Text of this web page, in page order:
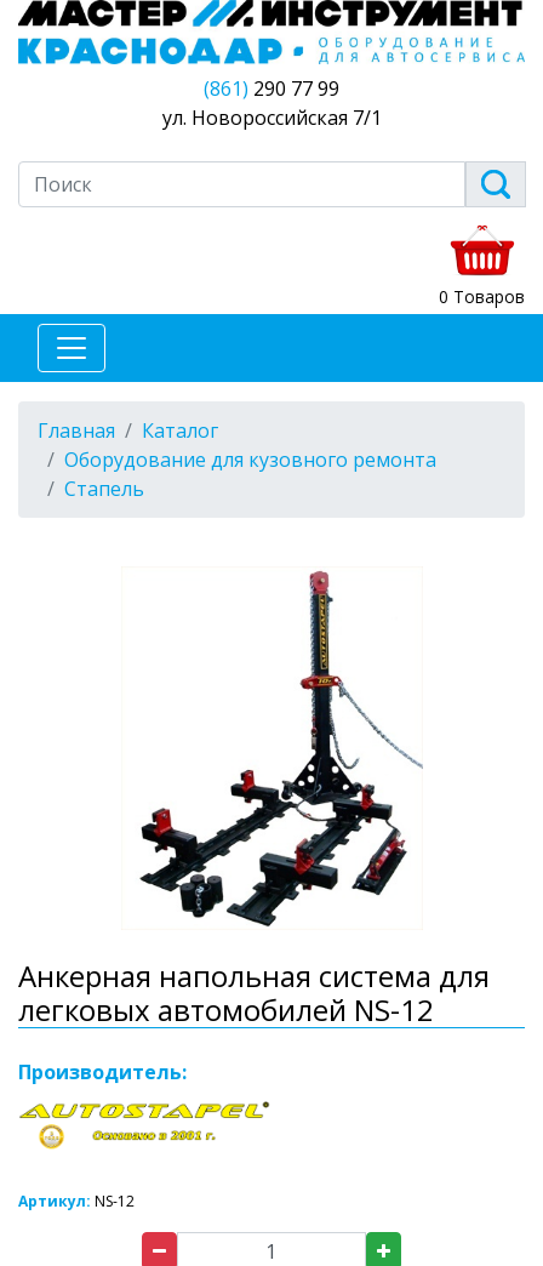
(861) 290 77 99
ул. Новороссийская 7/1
0 Товаров
Главная
Каталог
Оборудование для кузовного ремонта
Стапель
Анкерная напольная система для
легковых автомобилей NS-12
Производитель:
Артикул: NS-12